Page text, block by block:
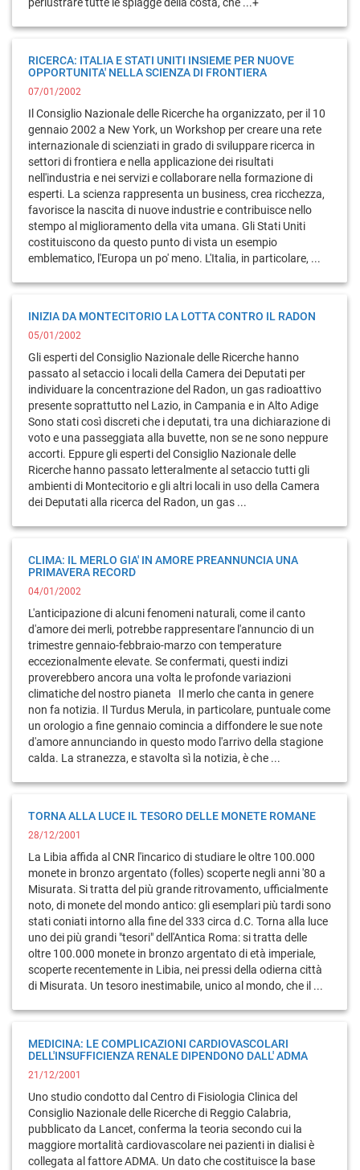
perlustrare tutte le spiagge della costa, che ...+
RICERCA: ITALIA E STATI UNITI INSIEME PER NUOVE
OPPORTUNITA' NELLA SCIENZA DI FRONTIERA
07/01/2002
Il Consiglio Nazionale delle Ricerche ha organizzato, per il 10
gennaio 2002 a New York, un Workshop per creare una rete
internazionale di scienziati in grado di sviluppare ricerca in
settori di frontiera e nella applicazione dei risultati
nell'industria e nei servizi e collaborare nella formazione di
esperti. La scienza rappresenta un business, crea ricchezza,
favorisce la nascita di nuove industrie e contribuisce nello
stempo al miglioramento della vita umana. Gli Stati Uniti
costituiscono da questo punto di vista un esempio
emblematico, l'Europa un po' meno. L'Italia, in particolare, ...
INIZIA DA MONTECITORIO LA LOTTA CONTRO IL RADON
05/01/2002
Gli esperti del Consiglio Nazionale delle Ricerche hanno
passato al setaccio i locali della Camera dei Deputati per
individuare la concentrazione del Radon, un gas radioattivo
presente soprattutto nel Lazio, in Campania e in Alto Adige
Sono stati così discreti che i deputati, tra una dichiarazione di
voto e una passeggiata alla buvette, non se ne sono neppure
accorti. Eppure gli esperti del Consiglio Nazionale delle
Ricerche hanno passato letteralmente al setaccio tutti gli
ambienti di Montecitorio e gli altri locali in uso della Camera
dei Deputati alla ricerca del Radon, un gas ...
CLIMA: IL MERLO GIA' IN AMORE PREANNUNCIA UNA
PRIMAVERA RECORD
04/01/2002
L'anticipazione di alcuni fenomeni naturali, come il canto
d'amore dei merli, potrebbe rappresentare l'annuncio di un
trimestre gennaio-febbraio-marzo con temperature
eccezionalmente elevate. Se confermati, questi indizi
proverebbero ancora una volta le profonde variazioni
climatiche del nostro pianeta Il merlo che canta in genere
non fa notizia. Il Turdus Merula, in particolare, puntuale come
un orologio a fine gennaio comincia a diffondere le sue note
d'amore annunciando in questo modo l'arrivo della stagione
calda. La stranezza, e stavolta sì la notizia, è che ...
TORNA ALLA LUCE IL TESORO DELLE MONETE ROMANE
28/12/2001
La Libia affida al CNR l'incarico di studiare le oltre 100.000
monete in bronzo argentato (folles) scoperte negli anni '80 a
Misurata. Si tratta del più grande ritrovamento, ufficialmente
noto, di monete del mondo antico: gli esemplari più tardi sono
stati coniati intorno alla fine del 333 circa d.C. Torna alla luce
uno dei più grandi "tesori" dell'Antica Roma: si tratta delle
oltre 100.000 monete in bronzo argentato di età imperiale,
scoperte recentemente in Libia, nei pressi della odierna città
di Misurata. Un tesoro inestimabile, unico al mondo, che il ...
MEDICINA: LE COMPLICAZIONI CARDIOVASCOLARI
DELL'INSUFFICIENZA RENALE DIPENDONO DALL' ADMA
21/12/2001
Uno studio condotto dal Centro di Fisiologia Clinica del
Consiglio Nazionale delle Ricerche di Reggio Calabria,
pubblicato da Lancet, conferma la teoria secondo cui la
maggiore mortalità cardiovascolare nei pazienti in dialisi è
collegata al fattore ADMA. Un dato che costituisce la base